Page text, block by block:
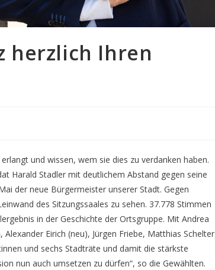
herzlich Ihren
und wissen, wem sie dies zu verdanken haben.
Harald Stadler mit deutlichem Abstand gegen seine
der neue Bürgermeister unserer Stadt. Gegen
des Sitzungssaales zu sehen. 37.778 Stimmen
in der Geschichte der Ortsgruppe. Mit Andrea
Eirich (neu), Jürgen Friebe, Matthias Schelter
und sechs Stadträte und damit die stärkste
nun auch umsetzen zu dürfen“, so die Gewählten.